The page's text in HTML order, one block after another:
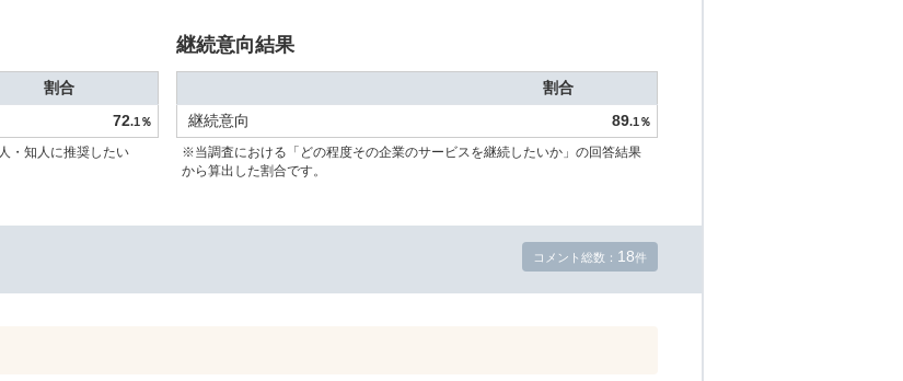
割合
72.1％
・知人に推奨したい
継続意向結果
割合
継続意向
89.1％
※当調査における「どの程度その企業のサービスを継続したいか」の回答結果
から算出した割合です。
コメント総数： 18件